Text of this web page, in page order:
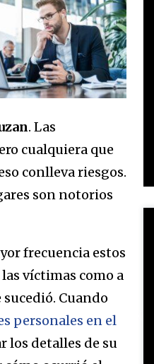
. Las
cualquiera que
conlleva riesgos.
son notorios
frecuencia estos
víctimas como a
Cuando
personales en el
los detalles de su